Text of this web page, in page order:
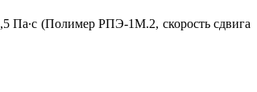
Па∙с (Полимер РПЭ-1М.2, скорость сдвига